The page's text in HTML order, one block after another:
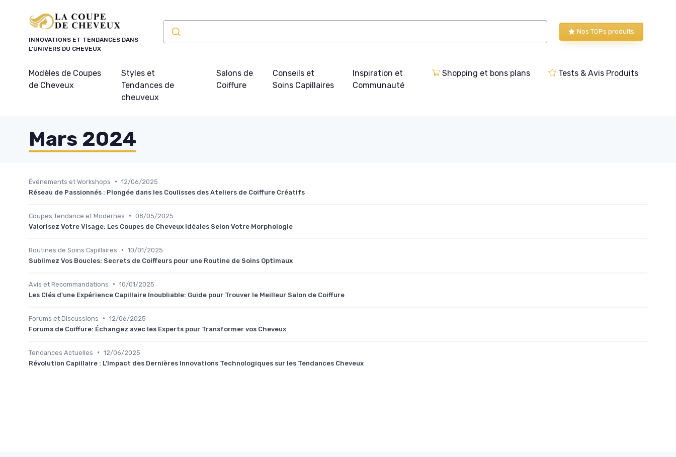
INNOVATIONS ET TENDANCES DANS
L'UNIVERS DU CHEVEUX
Nos TOPs produits
Modèles de Coupes
de Cheveux
Styles et
Tendances de
cheuveux
Salons de
Coiffure
Conseils et
Soins Capillaires
Inspiration et
Communauté
Shopping et bons plans Tests & Avis Produits
Mars 2024
Événements et Workshops • 12/06/2025
Réseau de Passionnés : Plongée dans les Coulisses des Ateliers de Coiffure Créatifs
Coupes Tendance et Modernes • 08/05/2025
Valorisez Votre Visage: Les Coupes de Cheveux Idéales Selon Votre Morphologie
Routines de Soins Capillaires • 10/01/2025
Sublimez Vos Boucles: Secrets de Coiffeurs pour une Routine de Soins Optimaux
Avis et Recommandations • 10/01/2025
Les Clés d'une Expérience Capillaire Inoubliable: Guide pour Trouver le Meilleur Salon de Coiffure
Forums et Discussions • 12/06/2025
Forums de Coiffure: Échangez avec les Experts pour Transformer vos Cheveux
Tendances Actuelles • 12/06/2025
Révolution Capillaire : L'Impact des Dernières Innovations Technologiques sur les Tendances Cheveux